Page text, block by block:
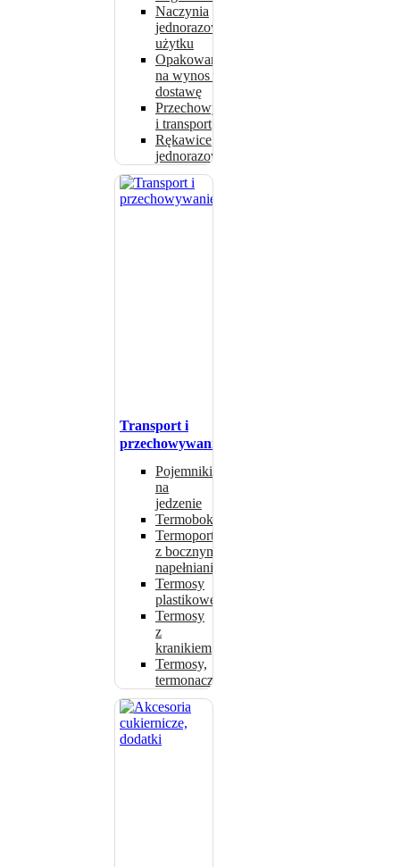
Naczynia
jednorazowego
użytku
Opakowania
na wynos i
dostawę
Przechowywanie
i transport
Rękawice
jednorazowe
Transport i
przechowywanie
Pojemniki
na
jedzenie
Termoboksy
Termoporty
z bocznym
napełnianiem
Termosy
plastikowe
Termosy
z
kranikiem
Termosy,
termonaczynia